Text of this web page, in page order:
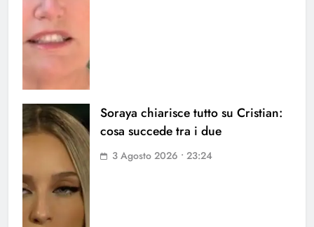
Soraya chiarisce tutto su Cristian:
cosa succede tra i due
3 Agosto 2026 • 23:24